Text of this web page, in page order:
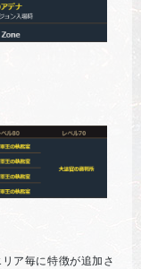
ア毎に特徴が追加さ